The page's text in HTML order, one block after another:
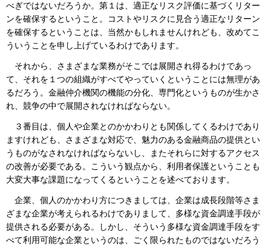
べぎではないだろうか。第１は、適正なリスク評価に基づくリター
ンを確保するということ。コストやリスクに見合う適正なリターン
を確保するということは、当然かもしれませんけれども、改めてこ
ういうことを申し上げているわけであります。
それから、さまざまな業務がそこでは展開され得るわけであっ
て、それを１つの組織がすべてやっていくということには無理があ
るだろう。金融仲介機関の機能の分化、専門化というものが生かさ
れ、競争の中で展開されなければならない。
３番目は、個人や企業とのかかわりとも関係してくるわけであり
ますけれども、さまざまな対応で、魅力のある金融商品の提供とい
うものがなされなければならないし、またそれらに対するアクセス
の改善が必要である。こういう観点から、利用者保護ということも
大変大事な課題になってくるということを述べております。
企業、個人のかかわり方につきましては、企業は成長段階等さま
ざまな企業が考えられるわけでありまして、多様な資金調達手段が
提供される必要がある。しかし、そういう多様な資金調達手段をす
べて利用可能な企業というのは、ごく限られたものではないだろう